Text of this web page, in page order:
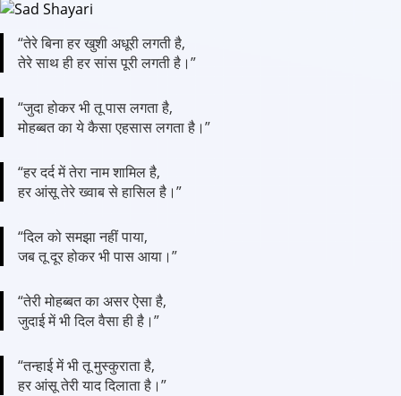
“तेरे बिना हर खुशी अधूरी लगती है,
तेरे साथ ही हर सांस पूरी लगती है।”
“जुदा होकर भी तू पास लगता है,
मोहब्बत का ये कैसा एहसास लगता है।”
“हर दर्द में तेरा नाम शामिल है,
हर आंसू तेरे ख्वाब से हासिल है।”
“दिल को समझा नहीं पाया,
जब तू दूर होकर भी पास आया।”
“तेरी मोहब्बत का असर ऐसा है,
जुदाई में भी दिल वैसा ही है।”
“तन्हाई में भी तू मुस्कुराता है,
हर आंसू तेरी याद दिलाता है।”